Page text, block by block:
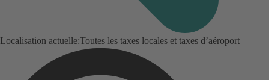
Localisation actuelle:Toutes les taxes locales et taxes d’aéroport